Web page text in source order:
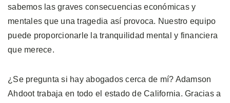
sabemos las graves consecuencias económicas y
mentales que una tragedia así provoca. Nuestro equipo
puede proporcionarle la tranquilidad mental y financiera
que merece.
¿Se pregunta si hay abogados cerca de mí? Adamson
Ahdoot trabaja en todo el estado de California. Gracias a